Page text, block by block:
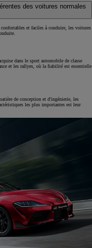
des voitures normales
et faciles à conduire, les voitures
dans le sport automobile de classe
et les rallyes, où la fiabilité est essentielle
de conception et d'ingénierie, les
les plus importantes est leur